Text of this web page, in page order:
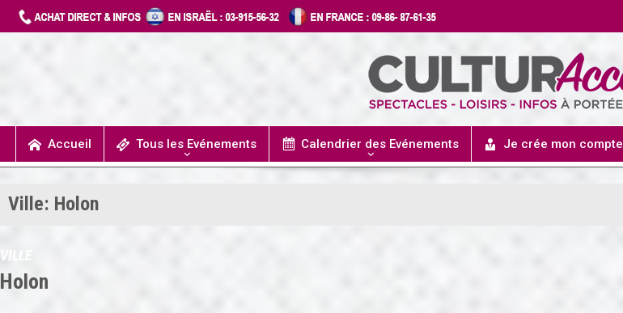
Accueil Tous les Evénements Calendrier des Evénements Je crée mon compte
Ville: Holon
VILLE
Holon